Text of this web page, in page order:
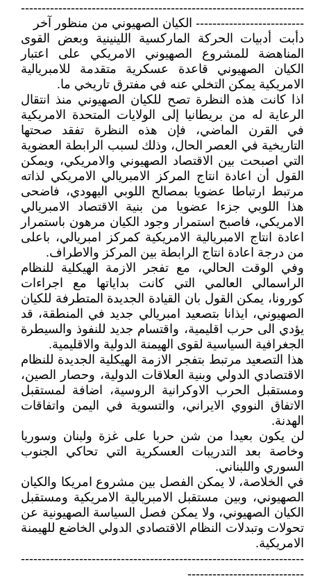
--------------------------------------------------------------------
-------------------------- الكيان الصهيوني من منظور آخر
دأبت أدبيات الحركة الماركسية اللينينية وبعض القوى
المناهضة للمشروع الصهيوني الامريكي على اعتبار
الكيان الصهيوني قاعدة عسكرية متقدمة للامبريالية
الامريكية يمكن التخلي عنه في مفترق تاريخي ما.
اذا كانت هذه النظرة تصح للكيان الصهيوني منذ انتقال
الرعاية له من بريطانيا إلى الولايات المتحدة الامريكية
في القرن الماضي، فإن هذه النظرة تفقد صحتها
التاريخية في العصر الحال، وذلك لسبب الرابطة العضوية
التي اصبحت بين الاقتصاد الصهيوني والامريكي، ويمكن
القول أن اعادة انتاج المركز الامبريالي الامريكي لذاته
مرتبط ارتباطا عضويا بمصالح اللوبي اليهودي، فاضحى
هذا اللوبي جزءا عضويا من بنية الاقتصاد الامبريالي
الامريكي، فاصبح استمرار وجود الكيان مرهون باستمرار
اعادة انتاج الامبريالية الامريكية كمركز امبريالي، باعلى
من درجة اعادة انتاج الرابطة بين المركز والاطراف.
وفي الوقت الحالي، مع تفجر الازمة الهيكلية للنظام
الراسمالي العالمي التي كانت بداياتها مع اجراءات
كورونا، يمكن القول بان القيادة الجديدة المتطرفة للكيان
الصهيوني، ايذانا بتصعيد امبريالي جديد في المنطقة، قد
يؤدي الى حرب اقليمية، واقتسام جديد للنفوذ والسيطرة
الجغرافية السياسية لقوى الهيمنة الدولية والاقليمية.
هذا التصعيد مرتبط بتفجر الازمة الهيكلية الجديدة للنظام
الاقتصادي الدولي وبنية العلاقات الدولية، وحصار الصين،
ومستقبل الحرب الاوكرانية الروسية، اضافة لمستقبل
الاتفاق النووي الايراني، والتسوية في اليمن واتفاقات
الهدنة.
لن يكون بعيدا من شن حربا على غزة ولبنان وسوريا
وخاصة بعد التدريبات العسكرية التي تحاكي الجنوب
السوري واللبناني.
في الخلاصة، لا يمكن الفصل بين مشروع امريكا والكيان
الصهيوني، وبين مستقبل الامبريالية الامريكية ومستقبل
الكيان الصهيوني، ولا يمكن فصل السياسة الصهيونية عن
تحولات وتبدلات النظام الاقتصادي الدولي الخاضع للهيمنة
الامريكية.
--------------------------------------------------------------------
----------------------------